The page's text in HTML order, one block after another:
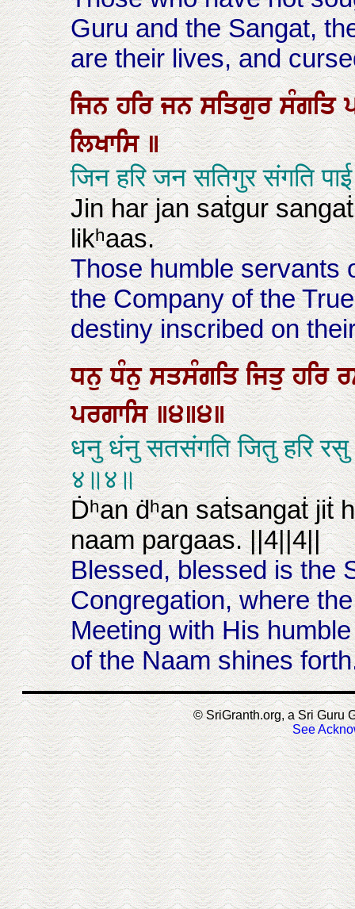
Guru and the Sangat,
are their lives, and
ਜਿਨਹਰਿਜਨਸਤਿਗੁਰਸੰਗਤਿ
ਲਿਖਾਸਿ॥
जिन हरि जन सतिगुर संगति
Jin har jan saṫgur
likʰaas.
Those humble servants
the Company of the
destiny inscribed on
ਧਨੁਧੰਨੁਸਤਸੰਗਤਿਜਿਤੁਹਰਿ
ਪਰਗਾਸਿ॥੪॥੪॥
धनु धंनु सतसंगति जितु हरि रसु
४॥४॥
Ḋʰan ḋʰan saṫsangaṫ jiṫ
naam pargaas. ||4||4||
Blessed, blessed is the
Congregation, where
Meeting with His
of the Naam shines
© SriGranth.org, a Sri Guru
See